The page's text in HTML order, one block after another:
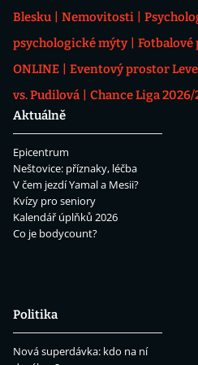
Blesku
Nemovitosti
psychologické mýty
Fotbalové
ONLINE
Eventový prostor
vs. Pudilová
Chance Liga 2026/
Aktuálně
Epicentrum
Neštovice: příznaky, léčba
V čem jezdí Yamal a Mesii?
Kvízy pro seniory
Kalendář úplňků 2026
Co je bodycount?
Politika
Nová superdávka: kdo na ní